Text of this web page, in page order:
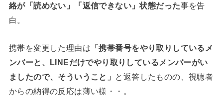
絡が「読めない」「返信できない」状態だった事を告
白。
携帯を変更した理由は 「携帯番号をやり取りしているメ
ンバーと、LINEだけでやり取りしているメンバーがい
ましたので、そういうこと」
と返答したものの、視聴者
からの納得の反応は薄い様・・。